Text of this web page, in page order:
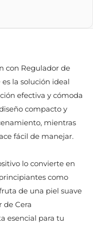
con Regulador de
la solución ideal
efectiva y cómoda
compacto y
mientras
fácil de manejar.
lo convierte en
como
de una piel suave
de Cera
esencial para tu